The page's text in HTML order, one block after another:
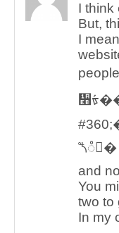
I think
But,
I
⯲᭳�
and
You
two to
In my